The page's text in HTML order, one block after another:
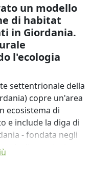
un modello
di habitat
in Giordania.
l'ecologia
settentrionale della
copre un'area
ecosistema di
e include la diga di
- fondata negli
e pastori
si basa sui